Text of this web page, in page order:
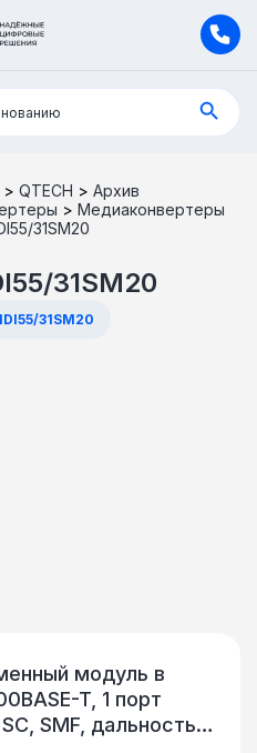
> QTECH > Архив
> Медиаконвертеры
31SM20
31SM20
31SM20
модуль в
T, 1 порт
SMF, дальность